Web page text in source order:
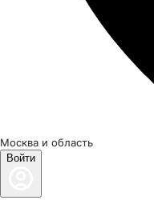
Москва и область
Войти